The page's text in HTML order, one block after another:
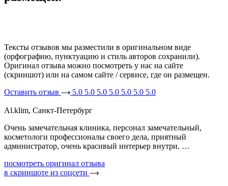
Тексты отзывов мы разместили в оригинальном виде
(орфографию, пунктуацию и стиль авторов сохранили).
Оригинал отзыва можно посмотреть у нас на сайте
(скриншот) или на самом сайте / сервисе, где он размещен.
Оставить отзыв
5.0 5.0 5.0 5.0 5.0 5.0 5.0
Al.klim, Санкт-Петербург
Очень замечательная клиника, персонал замечательный,
косметологи профессионалы своего дела, приятный
администратор, очень красивый интерьер внутри. …
посмотреть оригинал отзыва
в скриншоте из соцсети